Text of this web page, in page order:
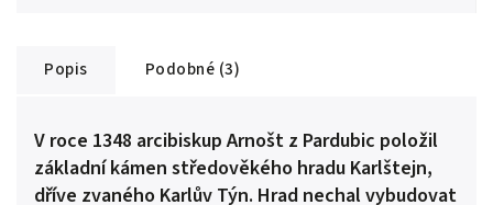
Popis Podobné (3)
V roce 1348 arcibiskup Arnošt z Pardubic položil
základní kámen středověkého hradu Karlštejn,
dříve zvaného Karlův Týn. Hrad nechal vybudovat